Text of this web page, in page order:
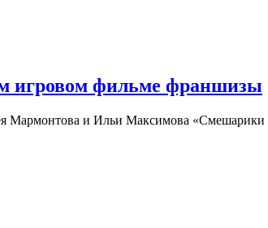
игровом фильме франшизы
Мармонтова и Ильи Максимова